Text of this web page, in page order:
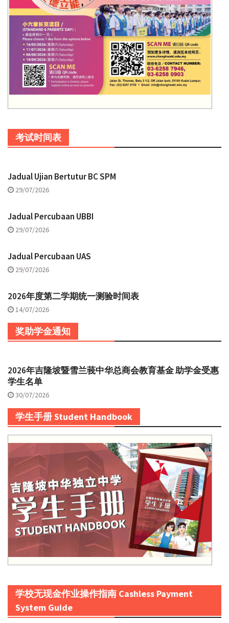
考试时间表
Jadual Ujian Bertutur BC SPM
29/07/2026
Jadual Percubaan UBBI
29/07/2026
Jadual Percubaan UAS
29/07/2026
2026年度第二学期统一测验时间表
14/07/2026
奖助学金通知
2026年吉隆坡暨雪兰莪中华总商会教育基金 助学金受惠
学生名单
30/07/2026
学生手册 Student Handbook
学校无现金作业操作指南 Cashless Payment
System Guide